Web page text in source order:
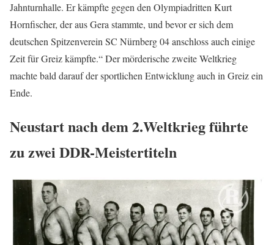
Jahnturnhalle. Er kämpfte gegen den Olympiadritten Kurt
Hornfischer, der aus Gera stammte, und bevor er sich dem
deutschen Spitzenverein SC Nürnberg 04 anschloss auch einige
Zeit für Greiz kämpfte.“ Der mörderische zweite Weltkrieg
machte bald darauf der sportlichen Entwicklung auch in Greiz ein
Ende.
Neustart nach dem 2.Weltkrieg führte
zu zwei DDR-Meistertiteln